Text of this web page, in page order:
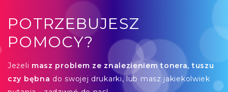
POTRZEBUJESZ
POMOCY?
Jeżeli masz problem ze znalezieniem tonera, tuszu
czy bębna do swojej drukarki, lub masz jakiekolwiek